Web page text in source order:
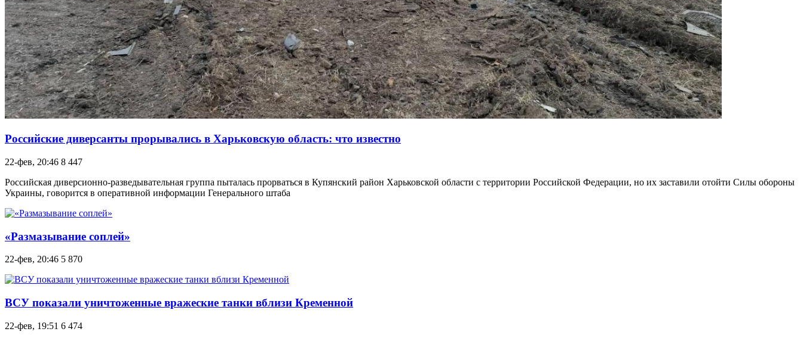
Российские диверсанты прорывались в Харьковскую область: что известно
22-фев, 20:46 8 447
Российская диверсионно-разведывательная группа пыталась прорваться в Купянский район Харьковской области с территории Российской Федерации, но их заставили отойти Силы обороны
Украины, говорится в оперативной информации Генерального штаба
«Размазывание соплей»
22-фев, 20:46 5 870
ВСУ показали уничтоженные вражеские танки вблизи Кременной
22-фев, 19:51 6 474